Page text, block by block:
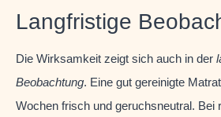
Langfristige
Die Wirksamkeit zeigt sich auch in der
Beobachtung. Eine gut gereinigte
Wochen frisch und geruchsneutral. Bei